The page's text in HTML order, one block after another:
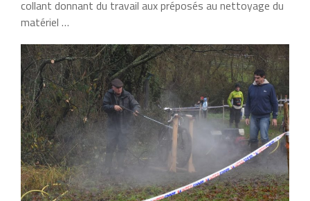
collant donnant du travail aux préposés au nettoyage du
matériel …